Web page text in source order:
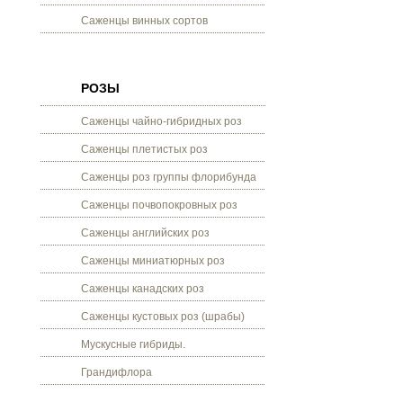
Саженцы винных сортов
РОЗЫ
Саженцы чайно-гибридных роз
Саженцы плетистых роз
Саженцы роз группы флорибунда
Саженцы почвопокровных роз
Саженцы английских роз
Саженцы миниатюрных роз
Саженцы канадских роз
Саженцы кустовых роз (шрабы)
Мускусные гибриды.
Грандифлора